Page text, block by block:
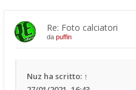
Re: Foto calciatori
da puffin
Nuz ha scritto: ↑